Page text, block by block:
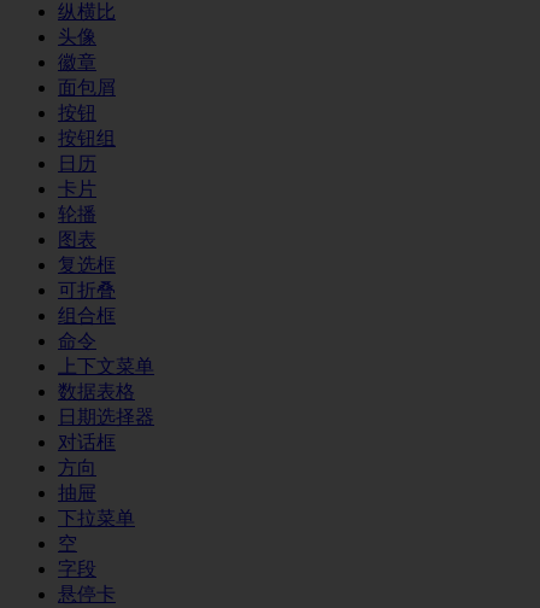
纵横比
头像
徽章
面包屑
按钮
按钮组
日历
卡片
轮播
图表
复选框
可折叠
组合框
命令
上下文菜单
数据表格
日期选择器
对话框
方向
抽屉
下拉菜单
空
字段
悬停卡